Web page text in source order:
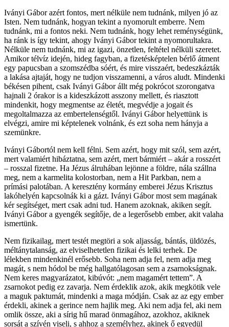
Iványi Gábor azért fontos, mert nélküle nem tudnánk, milyen jó az
Isten. Nem tudnánk, hogyan tekint a nyomorult emberre. Nem
tudnánk, mi a fontos neki. Nem tudnánk, hogy lehet reménységünk,
ha ránk is így tekint, ahogy Iványi Gábor tekint a nyomorultakra.
Nélküle nem tudnánk, mi az igazi, önzetlen, feltétel nélküli szeretet.
Amikor télvíz idején, hideg fagyban, a fizetésképtelen bérlő átment
egy papucsban a szomszédba sóért, és mire visszaért, bedeszkázták
a lakása ajtaját, hogy ne tudjon visszamenni, a város aludt. Mindenki
békésen pihent, csak Iványi Gábor állt még pokrócot szorongatva
hajnali 2 órakor is a kideszkázott asszony mellett, és riasztott
mindenkit, hogy megmentse az életét, megvédje a jogait és
megoltalmazza az embertelenségtől. Iványi Gábor helyettünk is
elvégzi, amire mi képtelenek volnánk, és ezt soha nem hányja a
szemünkre.
Iványi Gábortól nem kell félni. Sem azért, hogy mit szól, sem azért,
mert valamiért hibáztatna, sem azért, mert bármiért – akár a rosszért
– rosszal fizetne. Ha Jézus álruhában lejönne a földre, nála szállna
meg, nem a karmelita kolostorban, nem a Hit Parkban, nem a
prímási palotában. A keresztény kormány emberei Jézus Krisztus
lakóhelyén kapcsolnák ki a gázt. Iványi Gábor most sem magának
kér segítséget, mert csak adni tud. Hanem azoknak, akiken segít.
Iványi Gábor a gyengék segítője, de a legerősebb ember, akit valaha
ismertünk.
Nem fizikailag, mert testét megtöri a sok aljasság, bántás, üldözés,
méltánytalanság, az elviselhetetlen fizikai és lelki terhek. De
lélekben mindenkinél erősebb. Soha nem adja fel, nem adja meg
magát, s nem hódol be még hallgatólagosan sem a zsarnokságnak.
Nem keres magyarázatot, kibúvót: „nem magamért tettem”. A
zsarnokot pedig ez zavarja. Nem érdeklik azok, akik megkötik vele
a maguk paktumát, mindenki a maga módján. Csak az az egy ember
érdekli, akinek a gerince nem hajlik meg. Aki nem adja fel, aki nem
omlik össze, aki a sírig hű marad önmagához, azokhoz, akiknek
sorsát a szívén viseli, s ahhoz a személyhez, akinek ő egyedül